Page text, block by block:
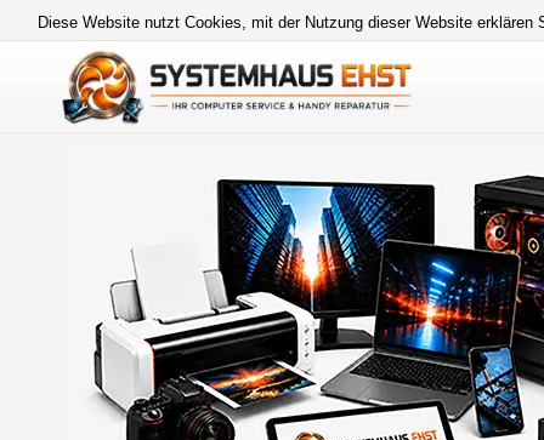
Diese Website nutzt Cookies, mit der Nutzung dieser Website